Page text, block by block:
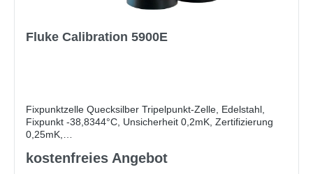
Fluke Calibration 5900E
Fixpunktzelle Quecksilber Tripelpunkt-Zelle, Edelstahl,
Fixpunkt -38,8344°C, Unsicherheit 0,2mK, Zertifizierung
0,25mK,
Gesamthöhe 470mm, Tiefe 200mm,
kostenfreies Angebot